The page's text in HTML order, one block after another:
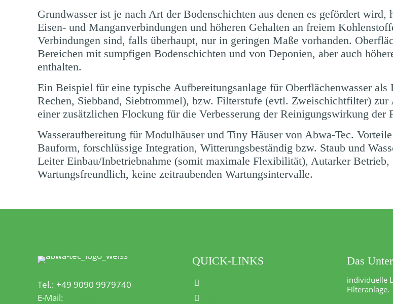
Grundwasser ist je nach Art der Bodenschichten aus denen es gefördert
Eisen- und Manganverbindungen und höheren Gehalten an freiem
Verbindungen sind, falls überhaupt, nur in geringen Maße vorhanden.
Bereichen mit sumpfigen Bodenschichten und von Deponien, aber auch
enthalten.
Ein Beispiel für eine typische Aufbereitungsanlage für Oberflächenwasserals
Rechen, Siebband, Siebtrommel), bzw. Filterstufe (evtl. Zweischichtfilter)
einer zusätzlichen Flockung für die Verbesserung der Reinigungswirkung der
Wasseraufbereitung für Modulhäuser und Tiny Häuser von Abwa-Tec.
Bauform, forschlüssige Integration, Witterungsbeständig bzw. Staub und
Leiter Einbau/Inbetriebnahme (somit maximale Flexibilität), Autarker
Wartungsfreundlich, keine zeitraubenden Wartungsintervalle.
Tel.: +49 9090 9979740
E-Mail:
QUICK-LINKS Das
individuelle
Filteranlage.